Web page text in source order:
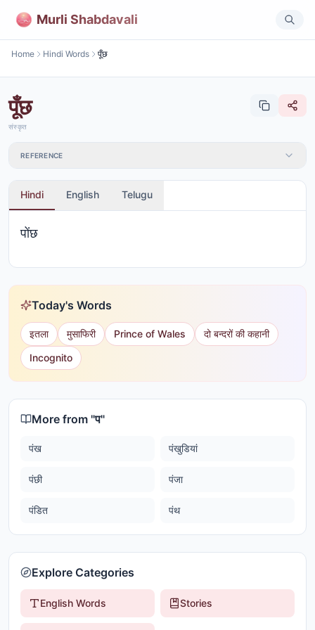
Murli Shabdavali
Home Hindi Words पूँछ
पूँछ
संस्कृत
REFERENCE
Hindi English Telugu
पोंछ
Today's Words
इतला मुसाफिरी Prince of Wales
दो बन्दरों की कहानी
Incognito
More from "प"
पंख पंखुडियां
पंछी पंजा
पंडित पंथ
Explore Categories
English Words Stories